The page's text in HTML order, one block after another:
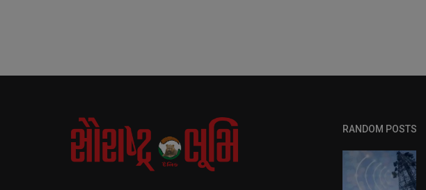
RANDOM POSTS